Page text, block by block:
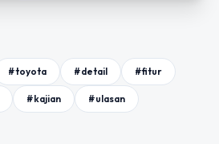
#toyota #detail #fitur
#kajian #ulasan